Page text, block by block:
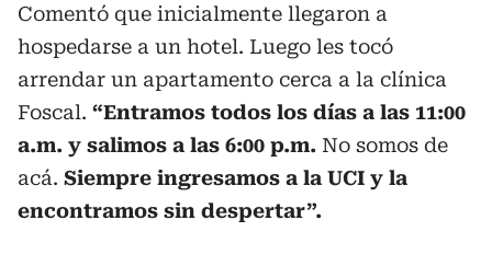
Comentó que inicialmente llegaron a
hospedarse a un hotel. Luego les tocó
arrendar un apartamento cerca a la clínica
Foscal. “Entramos todos los días a las 11:00
a.m. y salimos a las 6:00 p.m. No somos de
acá. Siempre ingresamos a la UCI y la
encontramos sin despertar”.